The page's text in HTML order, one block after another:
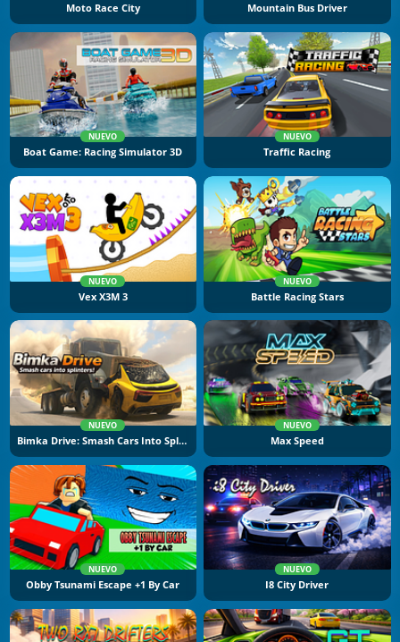
Moto Race City Mountain Bus Driver
NUEVO
Boat Game: Racing Simulator 3D
NUEVO
Traffic Racing
NUEVO
Vex X3M 3
NUEVO
Battle Racing Stars
NUEVO
Bimka Drive: Smash Cars Into Splinters
NUEVO
Max Speed
NUEVO
Obby Tsunami Escape +1 By Car
NUEVO
I8 City Driver